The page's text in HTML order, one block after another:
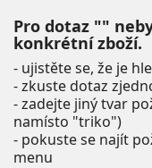
Pro dotaz ""
konkrétní zboží.
- ujistěte se, že je
- zkuste dotaz
- zadejte jiný tvar
namísto "triko")
- pokuste se najít
menu